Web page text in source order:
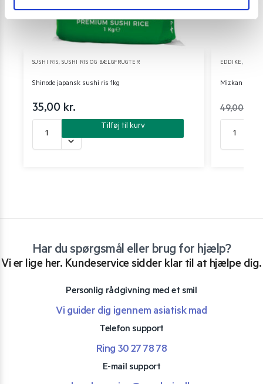
SUSHI RIS,SUSHI RIS OG BÆLGFRUGTER
Shinode japansk sushi ris 1kg
35,00 kr.
Tilføj til kurv
EDDIKE,
Mizkan
49,00
Har du spørgsmål eller brug for hjælp?
Vi er lige her. Kundeservice sidder klar til at hjælpe dig.
Personlig rådgivning med et smil
Vi guider dig igennem asiatisk mad
Telefon support
Ring 30 27 78 78
E-mail support